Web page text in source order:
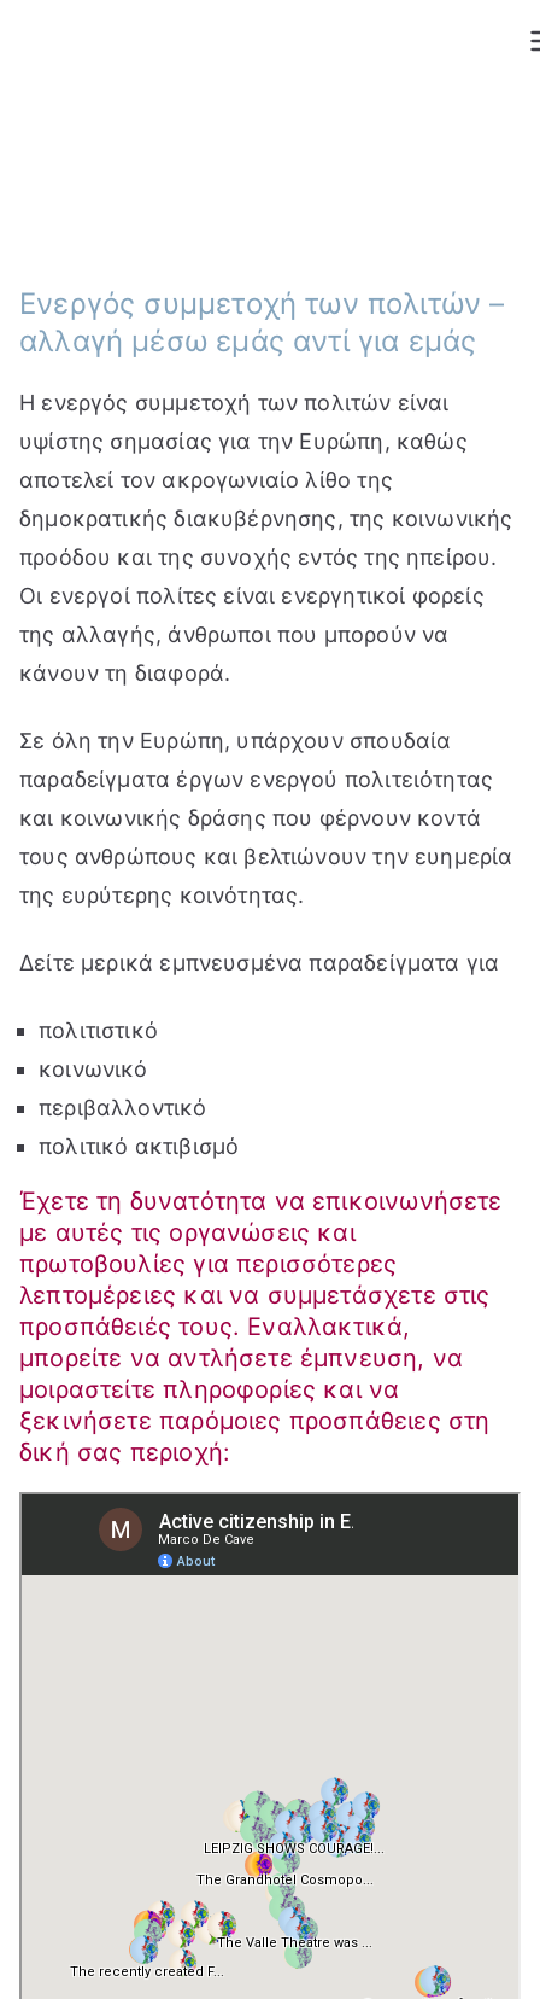
Ενεργός συµµετοχή των πολιτών –
αλλαγή µέσω εµάς αντί για εµάς
Η ενεργός συμμετοχή των πολιτών είναι
υψίστης σημασίας για την Ευρώπη, καθώς
αποτελεί τον ακρογωνιαίο λίθο της
δημοκρατικής διακυβέρνησης, της κοινωνικής
προόδου και της συνοχής εντός της ηπείρου.
Οι ενεργοί πολίτες είναι ενεργητικοί φορείς
της αλλαγής, άνθρωποι που μπορούν να
κάνουν τη διαφορά.
Σε όλη την Ευρώπη, υπάρχουν σπουδαία
παραδείγματα έργων ενεργού πολιτειότητας
και κοινωνικής δράσης που φέρνουν κοντά
τους ανθρώπους και βελτιώνουν την ευημερία
της ευρύτερης κοινότητας.
Δείτε μερικά εμπνευσμένα παραδείγματα για
πολιτιστικό
κοινωνικό
περιβαλλοντικό
πολιτικό ακτιβισμό
Έχετε τη δυνατότητα να επικοινωνήσετε
με αυτές τις οργανώσεις και
πρωτοβουλίες για περισσότερες
λεπτομέρειες και να συμμετάσχετε στις
προσπάθειές τους. Εναλλακτικά,
μπορείτε να αντλήσετε έμπνευση, να
μοιραστείτε πληροφορίες και να
ξεκινήσετε παρόμοιες προσπάθειες στη
δική σας περιοχή: